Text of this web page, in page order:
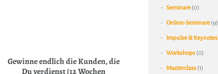
Gewinne endlich die Kunden, die
Du verdienst (12 Wochen
Seminare (0)
Online-Seminare (9)
Impulse & Keynotes
Workshops (0)
Masterclass (1)